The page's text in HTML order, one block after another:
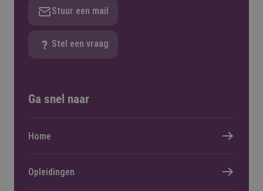
Stuur een mail
Stel een vraag
Ga snel naar
Home
Opleidingen